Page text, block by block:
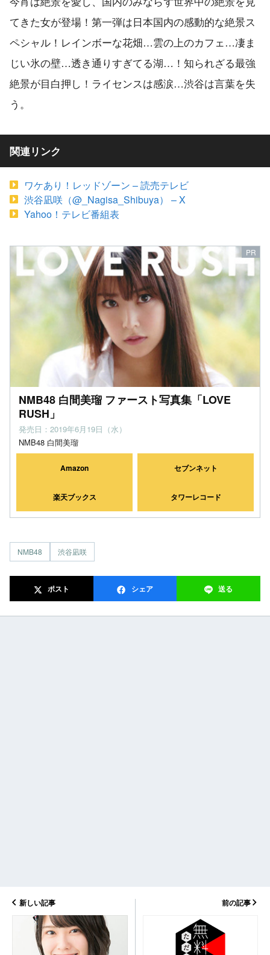
てきた女が登場！第一弾は日本国内の感動的な絶景ス
ペシャル！レインボーな花畑…雲の上のカフェ…凄ま
じい氷の壁…透き通りすぎてる湖…！知られざる最強
絶景が目白押し！ライセンスは感涙…渋谷は言葉を失
う。
関連リンク
ワケあり！レッドゾーン – 読売テレビ
渋谷凪咲（@_Nagisa_Shibuya） – X
Yahoo！テレビ番組表
NMB48 白間美瑠 ファースト写真集「LOVE
RUSH」
発売日：2019年6月19日（水）
NMB48 白間美瑠
Amazon セブンネット
楽天ブックス タワーレコード
NMB48 渋谷凪咲
ポスト シェア 送る
新しい記事 前の記事